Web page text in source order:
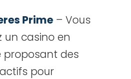
Prime – Vous
un casino en
proposant des
pour